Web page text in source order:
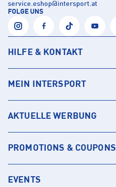
service.eshop@intersport.at
FOLGE UNS
HILFE & KONTAKT
MEIN INTERSPORT
AKTUELLE WERBUNG
PROMOTIONS & COUPONS
EVENTS